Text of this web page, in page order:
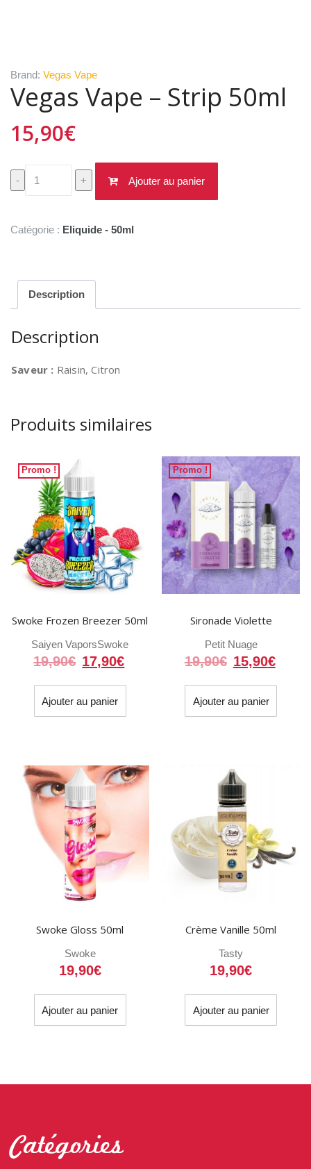
Brand: Vegas Vape
Vegas Vape – Strip 50ml
15,90€
-
quantité
de
Vape
+ Ajouter au panier
Catégorie : Eliquide - 50ml
Description
Description
Saveur : Raisin, Citron
Produits similaires
Promo !
Swoke Frozen Breezer 50ml
Saiyen VaporsSwoke
19,90€ Le
initial
était :
17,90€
est :
Ajouter au panier
Promo !
Sironade Violette
Petit Nuage
19,90€ Le
initial
était :
15,90€
est :
Ajouter au panier
Swoke Gloss 50ml
Swoke
19,90€
Ajouter au panier
Crème Vanille 50ml
Tasty
19,90€
Ajouter au panier
Catégories